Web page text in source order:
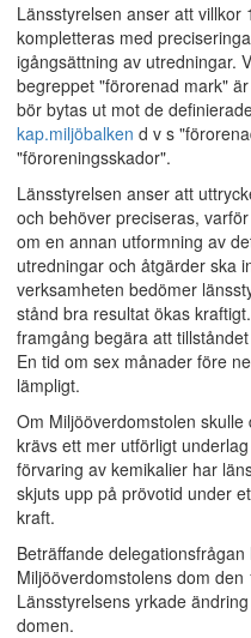
Länsstyrelsen anser att
kompletteras med
igångsättning av utredningar.
begreppet "förorenad mark"
bör bytas ut mot de
kap.miljöbalken d v s
"föroreningsskador".
Länsstyrelsen anser att
och behöver preciseras,
om en annan utformning av
utredningar och åtgärder ska
verksamheten bedömer
stånd bra resultat ökas
framgång begära att
En tid om sex månader före
lämpligt.
Om Miljööverdomstolen
krävs ett mer utförligt
förvaring av kemikalier har
skjuts upp på prövotid under
kraft.
Beträffande
Miljööverdomstolens dom
Länsstyrelsens yrkade
domen.